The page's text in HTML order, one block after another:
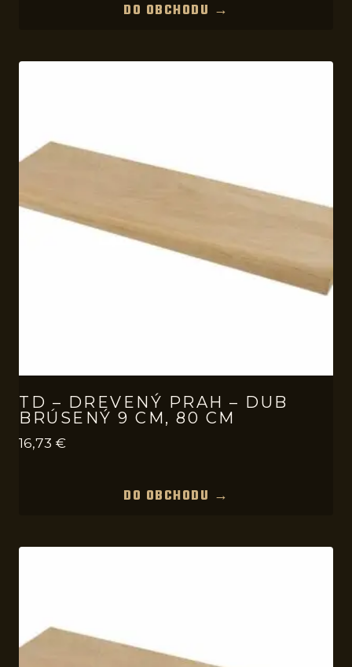
DO OBCHODU →
TD – DREVENÝ PRAH – DUB
BRÚSENÝ 9 CM, 80 CM
16,73 €
DO OBCHODU →